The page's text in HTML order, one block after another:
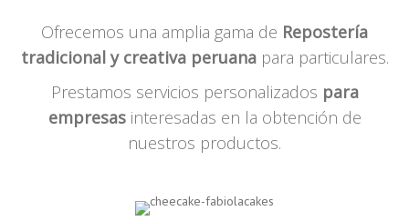
Ofrecemos una amplia gama de Repostería
tradicional y creativa peruanapara particulares.
Prestamos servicios personalizados para
empresasinteresadas en la obtención de
nuestros productos.